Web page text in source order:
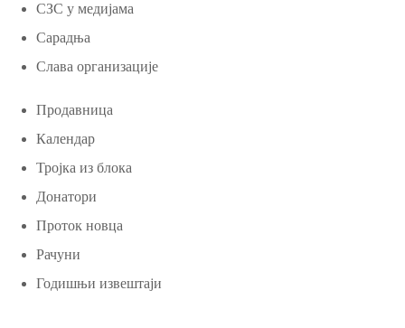
СЗС у медијама
Сарадња
Слава организације
Продавница
Календар
Тројка из блока
Донатори
Проток новца
Рачуни
Годишњи извештаји